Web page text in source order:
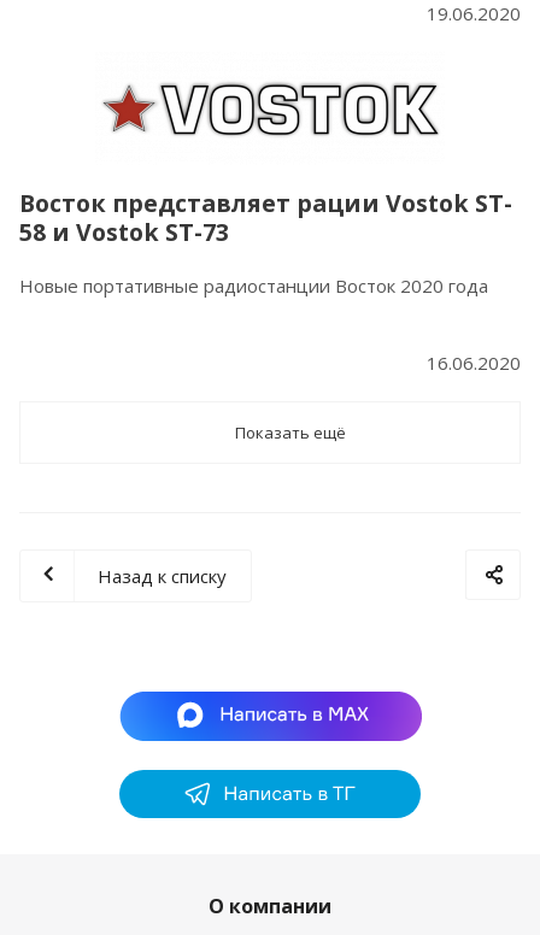
19.06.2020
Восток представляет рации Vostok ST-
58 и Vostok ST-73
Новые портативные радиостанции Восток 2020 года
16.06.2020
Показать ещё
Назад к списку
О компании